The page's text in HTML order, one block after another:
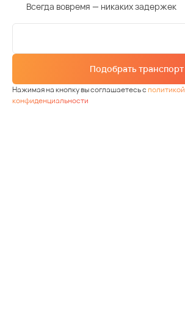
Всегда вовремя — никаких задержек
Подобрать транспорт
Нажимая на кнопку вы соглашаетесь сполитикой
конфиденциальности